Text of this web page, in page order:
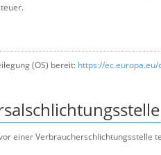
(OS) bereit: https://
einer Verbraucherschlichtungsstelle